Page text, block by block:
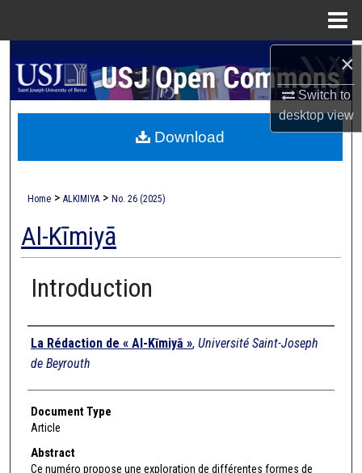
×
Switch to
desktopview
Browse Collections
My Account
Home > ALKIMIYA > No. 26 (2025)
Al-Kīmiyā
Introduction
Authors
La Rédaction de « Al-Kīmiyā », Université Saint-Joseph
de Beyrouth
Document Type
Article
Abstract
Ce numéro propose une exploration de différentes formes de
Download